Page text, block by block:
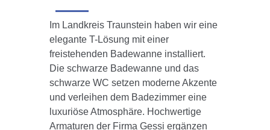
Im Landkreis Traunstein haben wir eine
elegante T-Lösung mit einer
freistehenden Badewanne installiert.
Die schwarze Badewanne und das
schwarze WC setzen moderne Akzente
und verleihen dem Badezimmer eine
luxuriöse Atmosphäre. Hochwertige
Armaturen der Firma Gessi ergänzen